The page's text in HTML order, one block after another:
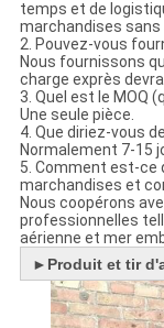
temps et de
marchandises sans
2. Pouvez-vous
Nous fournissons
charge exprès
3. Quel est le MOQ
Une seule pièce.
4. Que diriez-vous
Normalement 7-15
5. Comment est-ce
marchandises et
Nous coopérons
professionnelles
aérienne et mer
► Produit et tir